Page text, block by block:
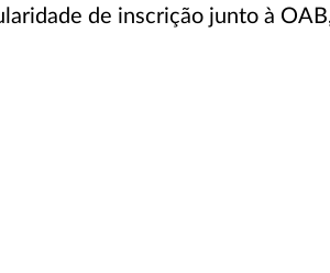
de inscrição junto à